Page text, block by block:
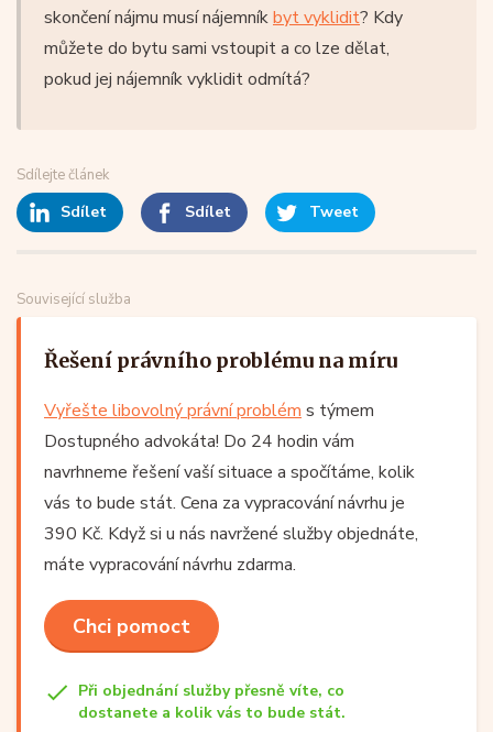
skončení nájmu musí nájemníkbyt vyklidit? Kdy
můžete do bytu sami vstoupit a co lze dělat,
pokud jej nájemník vyklidit odmítá?
Sdílejte článek
Sdílet Sdílet Tweet
Související služba
Řešení právního problému na míru
Vyřešte libovolný právní problém s týmem
Dostupného advokáta! Do 24 hodin vám
navrhneme řešení vaší situace a spočítáme, kolik
vás to bude stát. Cena za vypracování návrhu je
390 Kč. Když si u nás navržené služby objednáte,
máte vypracování návrhu zdarma.
Chci pomoct
Při objednání služby přesně víte, co
dostanete a kolik vás to bude stát.